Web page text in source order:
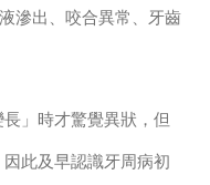
滲出、咬合異常、牙齒
」時才驚覺異狀，但
此及早認識牙周病初